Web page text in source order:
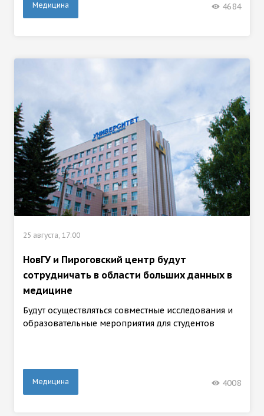
Медицина 4684
25 августа, 17:00
НовГУ и Пироговский центр будут
сотрудничать в области больших данных в
медицине
Будут осуществляться совместные исследования и
образовательные мероприятия для студентов
Медицина 4008